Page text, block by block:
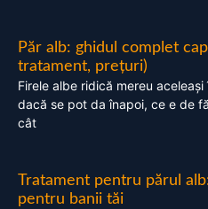
Păr alb: ghidul complet
tratament, prețuri)
Firele albe ridică mereu
dacă se pot da înapoi, ce e de
cât
Tratament pentru părul
pentru banii tăi